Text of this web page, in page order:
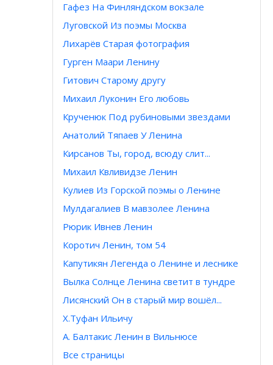
Гафез На Финляндском вокзале
Луговской Из поэмы Москва
Лихарёв Старая фотография
Гурген Маари Ленину
Гитович Старому другу
Михаил Луконин Его любовь
Крученюк Под рубиновыми звездами
Анатолий Тяпаев У Ленина
Кирсанов Ты, город, всюду слит...
Михаил Квливидзе Ленин
Кулиев Из Горской поэмы о Ленине
Мулдагалиев В мавзолее Ленина
Рюрик Ивнев Ленин
Коротич Ленин, том 54
Капутикян Легенда о Ленине и леснике
Вылка Солнце Ленина светит в тундре
Лисянский Он в старый мир вошёл...
Х.Туфан Ильичу
А. Балтакис Ленин в Вильнюсе
Все страницы